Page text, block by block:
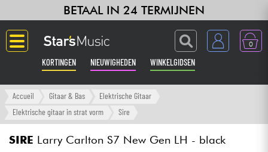
BETAAL IN 24 TERMIJNEN
0
KORTINGEN NIEUWIGHEDEN WINKELGIDSEN
Langue
Accueil Gitaar & Bas
Elektrische Gitaar
Elektrische gitaar in strat vorm
Sire
SIRE Larry Carlton S7 New Gen LH - black